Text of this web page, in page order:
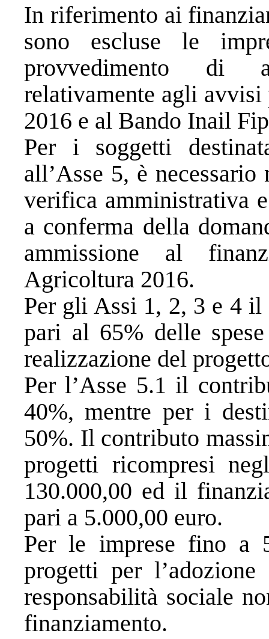
In riferimento ai
sono escluse le
provvedimento di
relativamente agli
2016 e al Bando Inail
Per i soggetti
all’Asse 5, è
verifica amministrativa
a conferma della
ammissione al
Agricoltura 2016.
Per gli Assi 1, 2, 3 e 4
pari al 65% delle
realizzazione del
Per l’Asse 5.1 il
40%, mentre per i
50%. Il contributo
progetti ricompresi
130.000,00 ed il
pari a 5.000,00 euro.
Per le imprese fino a
progetti per
responsabilità sociale
finanziamento.